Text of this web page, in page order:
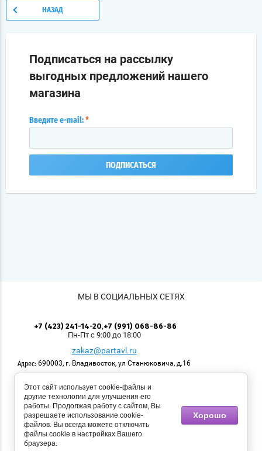
НАЗАД
Подписаться на рассылку
выгодных предложений нашего
магазина
Введите e-mail: *
ПОДПИСАТЬСЯ
МЫ В СОЦИАЛЬНЫХ СЕТЯХ
+7 (423) 241-14-20,+7 (991) 068-86-86
Пн-Пт с 9:00 до 18:00
zakaz@partavl.ru
Адрес: 690003, г. Владивосток, ул Станюковича, д.16
© 2008 - 2026 Приморский учколлектор. Логотипы,
размещённые на сайте, имеют своих правообладателей.
Использование материалов, размещенных на сайте,
возможно с разрешения правообладателя. Все права
защищены.
Этот сайт использует cookie-файлы и
другие технологии для улучшения его
работы. Продолжая работу с сайтом, Вы
разрешаете использование cookie-
файлов. Вы всегда можете отключить
файлы cookie в настройках Вашего
браузера.
Хорошо